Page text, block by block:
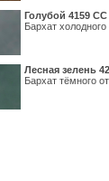
Голубой 4159 СС
Бархат холодного
Лесная зелень
Бархат тёмного